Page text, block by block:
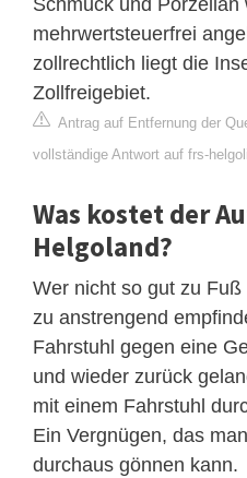
Schmuck und Porzellan
mehrwertsteuerfrei
zollrechtlich liegt die
Zollfreigebiet.
Antrag auf Entfernung der
vollständige Antwort auf frs-
Was kostet der
Helgoland?
Wer nicht so gut zu
zu anstrengend
Fahrstuhl gegen eine
und wieder zurück
mit einem Fahrstuhl
Ein Vergnügen, das
durchaus gönnen kann.